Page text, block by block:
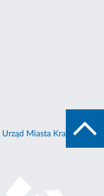
Urząd Miasta Krakowa